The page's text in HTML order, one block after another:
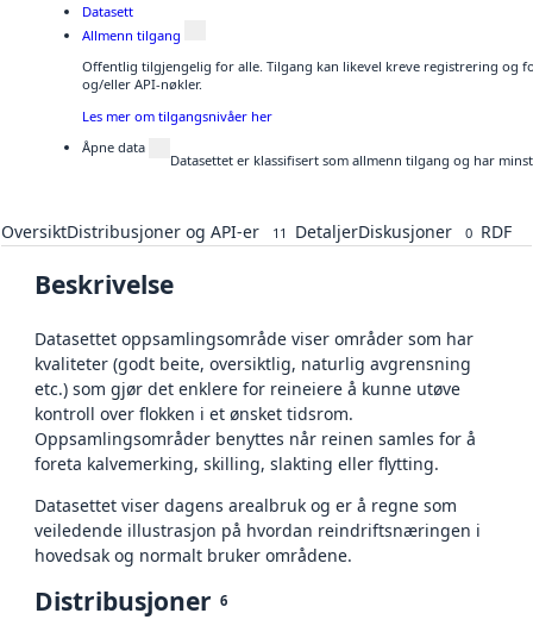
Datasett
Allmenn tilgang
Offentlig tilgjengelig for alle. Tilgang kan likevel kreve registrering og
og/eller API-nøkler.
Les mer om tilgangsnivåer her
Åpne data
Datasettet er klassifisert som allmenn tilgang og har
OversiktDistribusjoner og API-er 11 DetaljerDiskusjoner 0 RDF
Beskrivelse
Datasettet oppsamlingsområde viser områder som har
kvaliteter (godt beite, oversiktlig, naturlig avgrensning
etc.) som gjør det enklere for reineiere å kunne utøve
kontroll over flokken i et ønsket tidsrom.
Oppsamlingsområder benyttes når reinen samles for å
foreta kalvemerking, skilling, slakting eller flytting.
Datasettet viser dagens arealbruk og er å regne som
veiledende illustrasjon på hvordan reindriftsnæringen i
hovedsak og normalt bruker områdene.
Distribusjoner 6